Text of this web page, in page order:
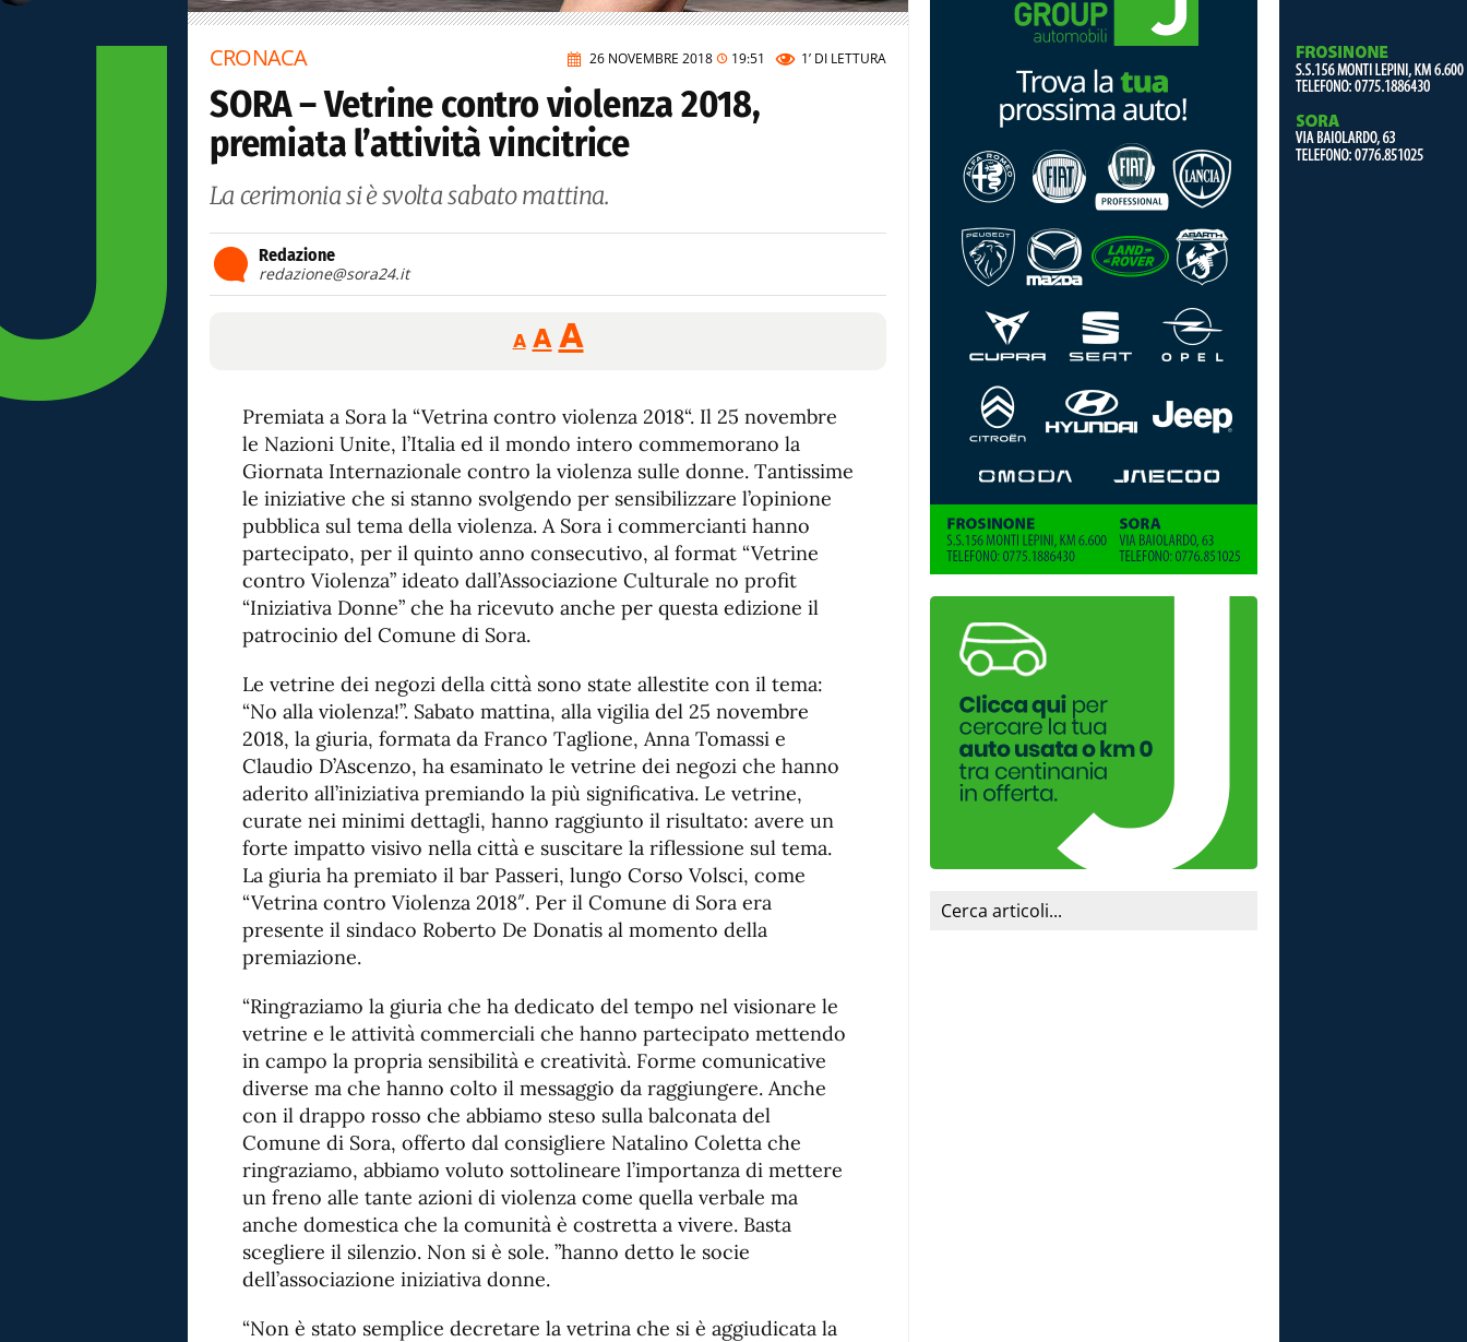
26 NOVEMBRE 2018 19:51 1’ DI LETTURA
CRONACA
SORA – Vetrine contro violenza 2018,
premiata l’attività vincitrice
La cerimonia si è svolta sabato mattina.
Redazione
redazione@sora24.it
A
Reducir
tamaño
A Restablecer
tamaño
de
fuente
AAumentar
de
fuente.
Premiata a Sora la “Vetrina contro violenza 2018“. Il 25 novembre
le Nazioni Unite, l’Italia ed il mondo intero commemorano la
Giornata Internazionale contro la violenza sulle donne. Tantissime
le iniziative che si stanno svolgendo per sensibilizzare l’opinione
pubblica sul tema della violenza. A Sora i commercianti hanno
partecipato, per il quinto anno consecutivo, al format “Vetrine
contro Violenza” ideato dall’Associazione Culturale no profit
“Iniziativa Donne” che ha ricevuto anche per questa edizione il
patrocinio del Comune di Sora.
Le vetrine dei negozi della città sono state allestite con il tema:
“No alla violenza!”. Sabato mattina, alla vigilia del 25 novembre
2018, la giuria, formata da Franco Taglione, Anna Tomassi e
Claudio D’Ascenzo, ha esaminato le vetrine dei negozi che hanno
aderito all’iniziativa premiando la più significativa. Le vetrine,
curate nei minimi dettagli, hanno raggiunto il risultato: avere un
forte impatto visivo nella città e suscitare la riflessione sul tema.
La giuria ha premiato il bar Passeri, lungo Corso Volsci, come
“Vetrina contro Violenza 2018″. Per il Comune di Sora era
presente il sindaco Roberto De Donatis al momento della
premiazione.
“Ringraziamo la giuria che ha dedicato del tempo nel visionare le
vetrine e le attività commerciali che hanno partecipato mettendo
in campo la propria sensibilità e creatività. Forme comunicative
diverse ma che hanno colto il messaggio da raggiungere. Anche
con il drappo rosso che abbiamo steso sulla balconata del
Comune di Sora, offerto dal consigliere Natalino Coletta che
ringraziamo, abbiamo voluto sottolineare l’importanza di mettere
un freno alle tante azioni di violenza come quella verbale ma
anche domestica che la comunità è costretta a vivere. Basta
scegliere il silenzio. Non si è sole. ”hanno detto le socie
dell’associazione iniziativa donne.
“Non è stato semplice decretare la vetrina che si è aggiudicata la